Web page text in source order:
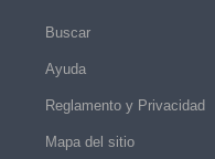
Buscar
Ayuda
Reglamento y Privacidad
Mapa del sitio